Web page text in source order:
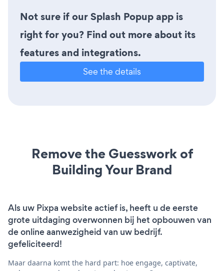
Not sure if our Splash Popup app is
right for you? Find out more about its
features and integrations.
See the details
Remove the Guesswork of
Building Your Brand
Als uw Pixpa website actief is, heeft u de eerste
grote uitdaging overwonnen bij het opbouwen van
de online aanwezigheid van uw bedrijf.
gefeliciteerd!
Maar daarna komt the hard part: hoe engage, captivate,